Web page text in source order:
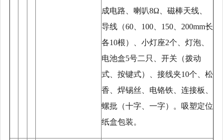
成电路、喇叭8Ω、磁棒天线、
导线（60、100、150、200mm长
各10根）、小灯座2个、灯泡、
电池盒5号二只、开关（拨动
式、按键式）、接线夹10个、松
香、焊锡丝、电铬铁、连接板、
螺批（十字、一字）。吸塑定位
纸盒包装。